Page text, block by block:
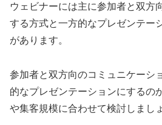
ウェビナーには主に参加者と双方
する方式と一方的なプレゼンテー
があります。
参加者と双方向のコミュニケーシ
的なプレゼンテーションにするの
や集客規模に合わせて検討しまし